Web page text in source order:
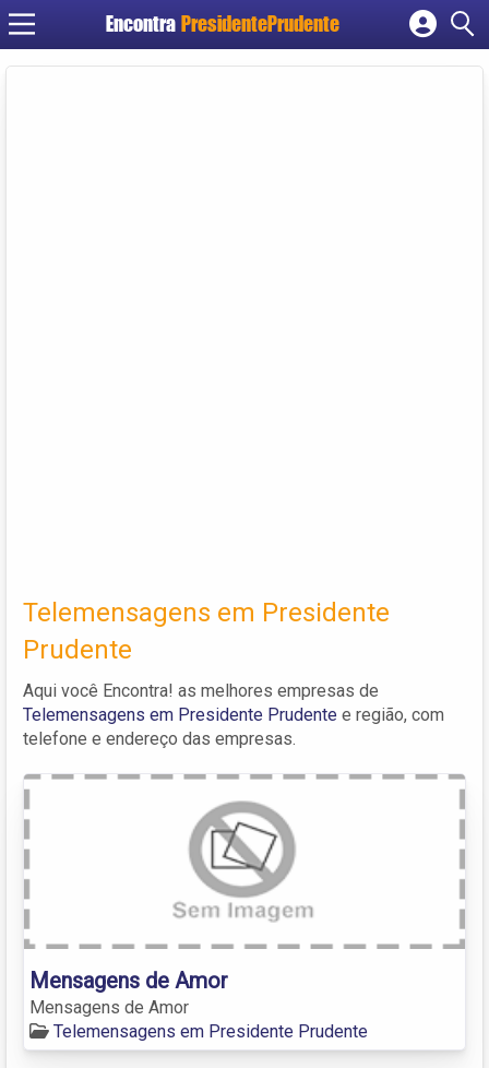
Encontra PresidentePrudente
Cadastrar empresa
Telemensagens em Presidente
Prudente
Aqui você Encontra! as melhores empresas de
Telemensagens em Presidente Prudente e região, com
telefone e endereço das empresas.
Mensagens de Amor
Mensagens de Amor
Telemensagens em Presidente Prudente